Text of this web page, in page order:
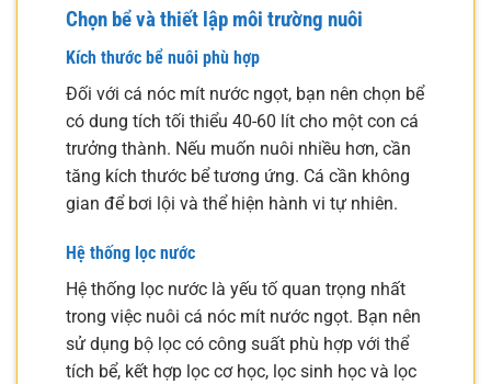
Chọn bể và thiết lập môi trường nuôi
Kích thước bể nuôi phù hợp
Đối với cá nóc mít nước ngọt, bạn nên chọn bể
có dung tích tối thiểu 40-60 lít cho một con cá
trưởng thành. Nếu muốn nuôi nhiều hơn, cần
tăng kích thước bể tương ứng. Cá cần không
gian để bơi lội và thể hiện hành vi tự nhiên.
Hệ thống lọc nước
Hệ thống lọc nước là yếu tố quan trọng nhất
trong việc nuôi cá nóc mít nước ngọt. Bạn nên
sử dụng bộ lọc có công suất phù hợp với thể
tích bể, kết hợp lọc cơ học, lọc sinh học và lọc